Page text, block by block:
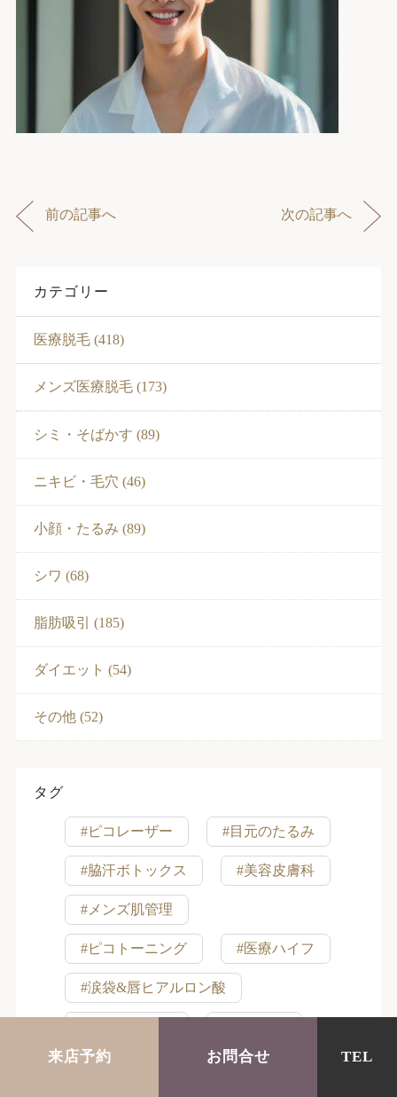
前の記事へ 次の記事へ
カテゴリー
医療脱毛 (418)
メンズ医療脱毛 (173)
シミ・そばかす (89)
ニキビ・毛穴 (46)
小顔・たるみ (89)
シワ (68)
脂肪吸引 (185)
ダイエット (54)
その他 (52)
タグ
#ピコレーザー #目元のたるみ
#脇汗ボトックス #美容皮膚科
#メンズ肌管理
#ピコトーニング #医療ハイフ
#涙袋&唇ヒアルロン酸
#脱毛初心者
来店予約 お問合せ TEL